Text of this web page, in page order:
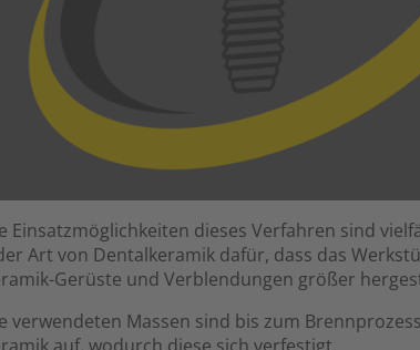
Einsatzmöglichkeiten dieses Verfahren sind
Art von Dentalkeramik dafür, dass das
Gerüste und Verblendungen größer
verwendeten Massen sind bis zum